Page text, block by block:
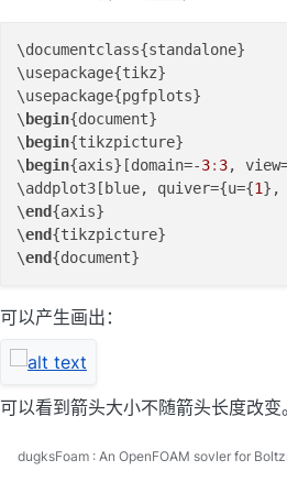
\documentclass{standalone}
\usepackage{tikz}
\usepackage{pgfplots}
\ begin{document}
\ begin{tikzpicture}
\ begin{axis}[domain=-3: 3,
\addplot3[blue, quiver={u={1},
\end{axis}
\end{tikzpicture}
\end
可以产生画出：
可以看到箭头大小不随箭头长度改变。
dugksFoam : An OpenFOAM sovler for